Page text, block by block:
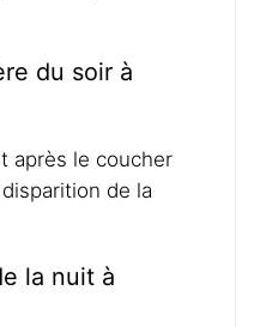
du soir à
après le coucher
de la
la nuit à